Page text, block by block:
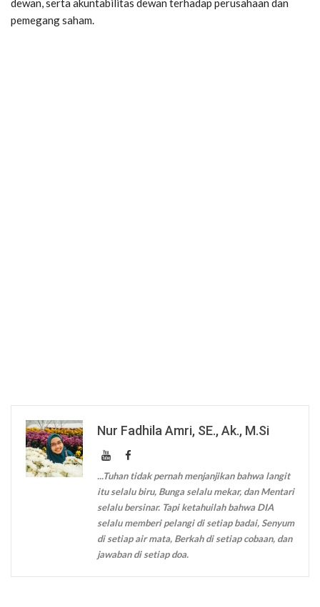
dewan, serta akuntabilitas dewan terhadap perusahaan dan
pemegang saham.
Nur Fadhila Amri, SE., Ak., M.Si
...Tuhan tidak pernah menjanjikan bahwa langit
itu selalu biru, Bunga selalu mekar, dan Mentari
selalu bersinar. Tapi ketahuilah bahwa DIA
selalu memberi pelangi di setiap badai, Senyum
di setiap air mata, Berkah di setiap cobaan, dan
jawaban di setiap doa.